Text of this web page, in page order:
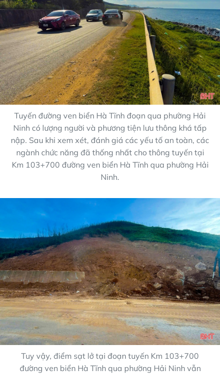
Tuyến đường ven biển Hà Tĩnh đoạn qua phường Hải
Ninh có lượng người và phương tiện lưu thông khá tấp
nập. Sau khi xem xét, đánh giá các yếu tố an toàn, các
ngành chức năng đã thống nhất cho thông tuyến tại
Km 103+700 đường ven biển Hà Tĩnh qua phường Hải
Ninh.
Tuy vậy, điểm sạt lở tại đoạn tuyến Km 103+700
đường ven biển Hà Tĩnh qua phường Hải Ninh vẫn